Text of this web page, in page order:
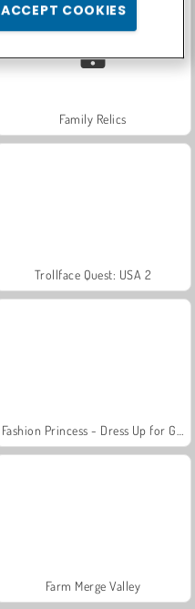
Family Relics
Trollface Quest: USA 2
Farm Merge Valley
ACCEPT COOKIES